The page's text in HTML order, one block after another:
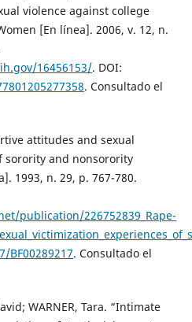
violence against college
[En línea]. 2006, v. 12, n.
16456153/. DOI:
. Consultado el
attitudes and sexual
sorority and nonsorority
1993, n. 29, p. 767-780.
publication/226752839_Rape-
BF00289217. Consultado el
WARNER, Tara. “Intimate